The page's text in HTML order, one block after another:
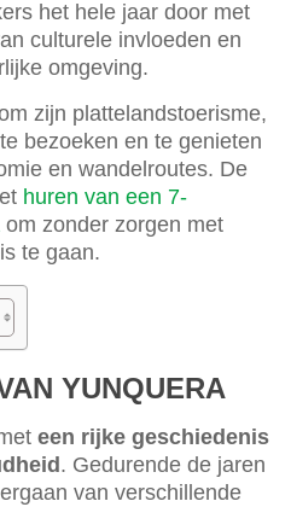
het hele jaar door met
culturele invloeden en
omgeving.
zijn plattelandstoerisme,
bezoeken en te genieten
en wandelroutes. De
huren van een 7-
om zonder zorgen met
te gaan.
YUNQUERA
een rijke geschiedenis
. Gedurende de jaren
van verschillende